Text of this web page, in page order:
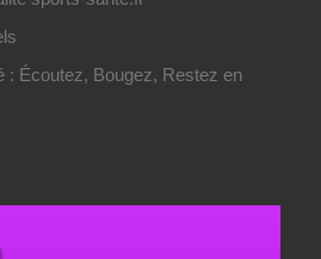
: Écoutez, Bougez, Restez en